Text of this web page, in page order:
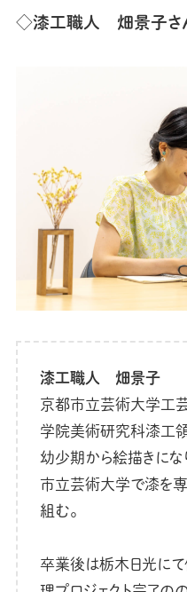
◇漆工職人 畑景子さ
漆工職人 畑景子
京都市立芸術大学工
学院美術研究科漆工領
幼少期から絵描きにな
市立芸術大学で漆を
組む。
卒業後は栃木日光に